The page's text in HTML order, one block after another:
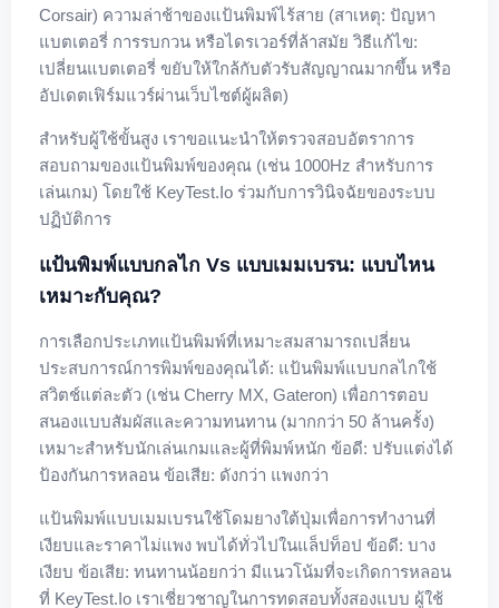
Corsair) ความล่าช้าของแป้นพิมพ์ไร้สาย (สาเหตุ: ปัญหา
แบตเตอรี่ การรบกวน หรือไดรเวอร์ที่ล้าสมัย วิธีแก้ไข:
เปลี่ยนแบตเตอรี่ ขยับให้ใกล้กับตัวรับสัญญาณมากขึ้น หรือ
อัปเดตเฟิร์มแวร์ผ่านเว็บไซต์ผู้ผลิต)
สำหรับผู้ใช้ขั้นสูง เราขอแนะนำให้ตรวจสอบอัตราการ
สอบถามของแป้นพิมพ์ของคุณ (เช่น 1000Hz สำหรับการ
เล่นเกม) โดยใช้ KeyTest.io ร่วมกับการวินิจฉัยของระบบ
ปฏิบัติการ
แป้นพิมพ์แบบกลไก Vs แบบเมมเบรน: แบบไหน
เหมาะกับคุณ?
การเลือกประเภทแป้นพิมพ์ที่เหมาะสมสามารถเปลี่ยน
ประสบการณ์การพิมพ์ของคุณได้: แป้นพิมพ์แบบกลไกใช้
สวิตช์แต่ละตัว (เช่น Cherry MX, Gateron) เพื่อการตอบ
สนองแบบสัมผัสและความทนทาน (มากกว่า 50 ล้านครั้ง)
เหมาะสำหรับนักเล่นเกมและผู้ที่พิมพ์หนัก ข้อดี: ปรับแต่งได้
ป้องกันการหลอน ข้อเสีย: ดังกว่า แพงกว่า
แป้นพิมพ์แบบเมมเบรนใช้โดมยางใต้ปุ่มเพื่อการทำงานที่
เงียบและราคาไม่แพง พบได้ทั่วไปในแล็ปท็อป ข้อดี: บาง
เงียบ ข้อเสีย: ทนทานน้อยกว่า มีแนวโน้มที่จะเกิดการหลอน
ที่ KeyTest.io เราเชี่ยวชาญในการทดสอบทั้งสองแบบ ผู้ใช้